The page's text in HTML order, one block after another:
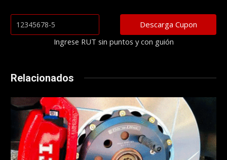
Ingrese RUT sin puntos y con guión
Relacionados